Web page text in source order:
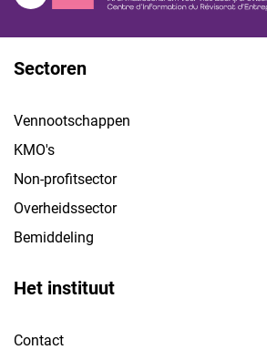
Sectoren
Vennootschappen
KMO's
Non-profitsector
Overheidssector
Bemiddeling
Het instituut
Contact